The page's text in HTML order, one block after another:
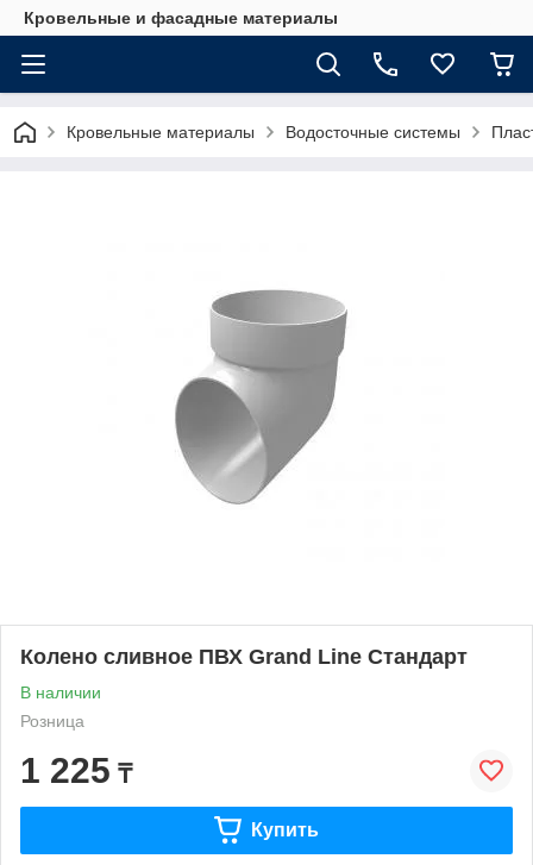
Кровельные и фасадные материалы
Кровельные материалы Водосточные системы
Колено сливное ПВХ Grand Line Стандарт
В наличии
Розница
1 225 ₸
Купить